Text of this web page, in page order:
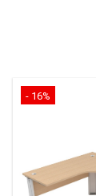
- 16%